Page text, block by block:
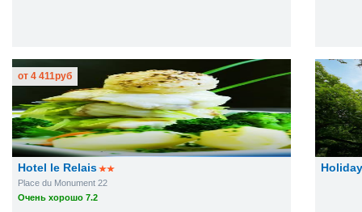
Hotel le Relais
Place du Monument 22
Очень хорошо 7.2
от 4 411руб